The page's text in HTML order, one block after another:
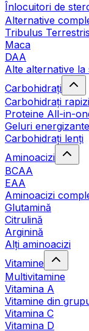
Înlocuitori de
Alternative
Tribulus Terrestris
Maca
DAA
Alte alternative la
Carbohidrați
Carbohidrați rapizi
Proteine All-in-
Geluri energizante
Carbohidrați lenți
Aminoacizi
BCAA
EAA
Aminoacizi
Glutamină
Citrulină
Arginină
Alți aminoacizi
Vitamine
Multivitamine
Vitamina A
Vitamine din
Vitamina C
Vitamina D